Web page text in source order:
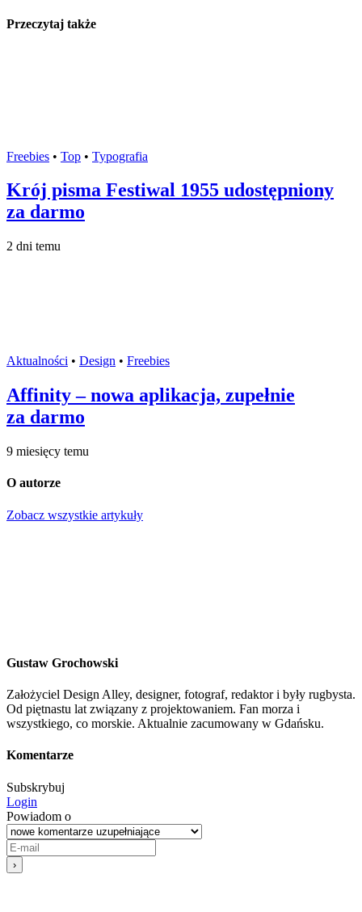
Przeczytaj także
Freebies • Top • Typografia
Krój pisma Festiwal 1955 udostępniony
za darmo
2 dni temu
Aktualności • Design • Freebies
Affinity – nowa aplikacja, zupełnie
za darmo
9 miesięcy temu
O autorze
Zobacz wszystkie artykuły
Gustaw Grochowski
Założyciel Design Alley, designer, fotograf, redaktor i były rugbysta.
Od piętnastu lat związany z projektowaniem. Fan morza i
wszystkiego, co morskie. Aktualnie zacumowany w Gdańsku.
Komentarze
Subskrybuj
Login
Powiadom o